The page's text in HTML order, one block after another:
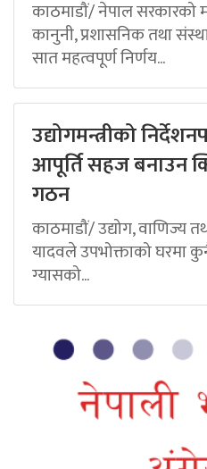
काठमाडौं/ नेपाल सरकारको
कानुनी, प्रशासनिक तथा
सात महत्वपूर्ण निर्णय...
उद्योगमन्त्रीको
आपूर्ति सहज बनाउन
गठन
काठमाडौं/ उद्योग, वाणिज्य
यादवले उपभोक्ताको घरमा
ग्यासको...